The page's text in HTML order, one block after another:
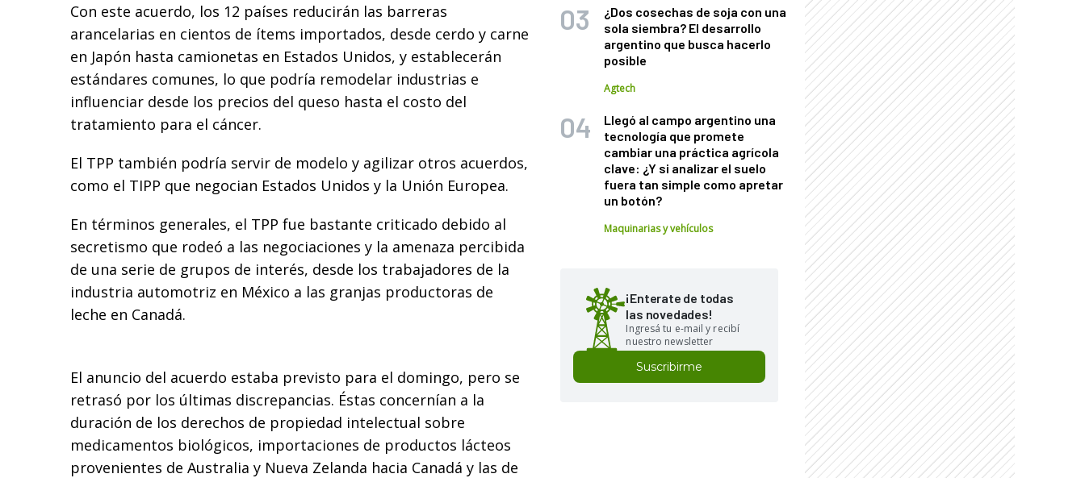
Con este acuerdo, los 12 países reducirán las barreras
arancelarias en cientos de ítems importados, desde cerdo y carne
en Japón hasta camionetas en Estados Unidos, y establecerán
estándares comunes, lo que podría remodelar industrias e
influenciar desde los precios del queso hasta el costo del
tratamiento para el cáncer.
El TPP también podría servir de modelo y agilizar otros acuerdos,
como el TIPP que negocian Estados Unidos y la Unión Europea.
En términos generales, el TPP fue bastante criticado debido al
secretismo que rodeó a las negociaciones y la amenaza percibida
de una serie de grupos de interés, desde los trabajadores de la
industria automotriz en México a las granjas productoras de
leche en Canadá.
El anuncio del acuerdo estaba previsto para el domingo, pero se
retrasó por los últimas discrepancias. Éstas concernían a la
duración de los derechos de propiedad intelectual sobre
medicamentos biológicos, importaciones de productos lácteos
provenientes de Australia y Nueva Zelanda hacia Canadá y las de
¿Dos cosechas de soja con una
sola siembra? El desarrollo
argentino que busca hacerlo
posible
Agtech
Llegó al campo argentino una
tecnología que promete
cambiar una práctica agrícola
clave: ¿Y si analizar el suelo
fuera tan simple como apretar
un botón?
Maquinarias y vehículos
¡Enterate de todas
las novedades!
Ingresá tu e-mail y recibí
nuestro newsletter
Suscribirme